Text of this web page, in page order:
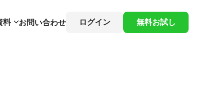
料 お問い合わせ ログイン 無料お試し